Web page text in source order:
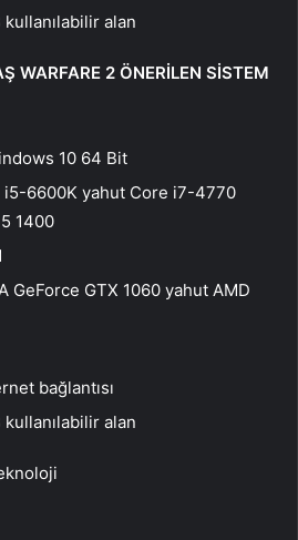
kullanılabilir alan
WARFARE 2 ÖNERİLEN SİSTEM
10 64 Bit
i5-6600K yahut Core i7-4770
1400
GeForce GTX 1060 yahut AMD
bağlantısı
kullanılabilir alan